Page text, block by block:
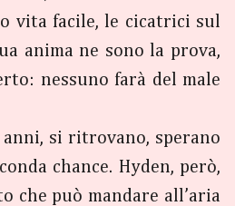
vita facile, le cicatrici sul
anima ne sono la prova,
nessuno farà del male
anni, si ritrovano, sperano
chance. Hyden, però,
che può mandare all’aria